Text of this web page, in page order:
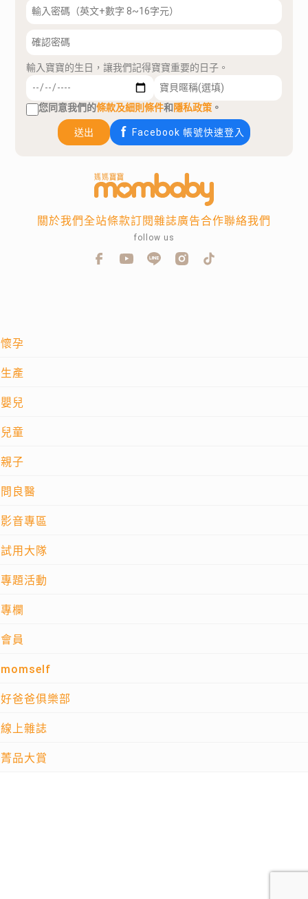
輸入寶寶的生日，讓我們記得寶寶重要的日子。
您同意我們的條款及細則條件和隱私政策 。
送出 Facebook 帳號快速登入
懷孕
生產
嬰兒
兒童
親子
問良醫
影音專區
試用大隊
專題活動
專欄
會員
momself
好爸爸俱樂部
線上雜誌
菁品大賞
關於我們全站條款訂閱雜誌廣告合作聯絡我們
follow us